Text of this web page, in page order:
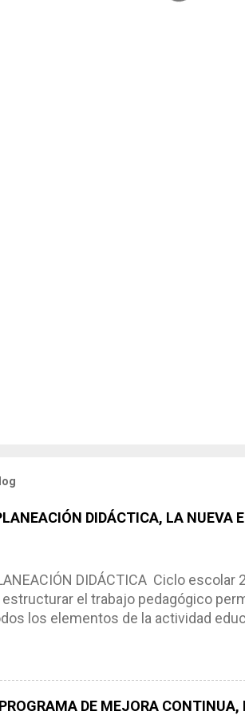
DIDÁCTICA, LA NUEVA
DIDÁCTICA Ciclo
el trabajo pedagógico
los elementos de la actividad
didáctica tiene las siguientes
es decir permite realizar ajustes
DE MEJORA